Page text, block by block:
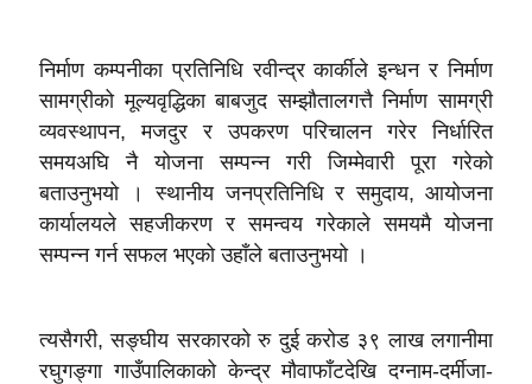
निर्माण कम्पनीका प्रतिनिधि रवीन्द्र कार्कीले इन्धन र निर्माण
सामग्रीको मूल्यवृद्धिका बाबजुद सम्झौतालगत्तै निर्माण सामग्री
व्यवस्थापन, मजदुर र उपकरण परिचालन गरेर निर्धारित
समयअघि नै योजना सम्पन्न गरी जिम्मेवारी पूरा गरेको
बताउनुभयो । स्थानीय जनप्रतिनिधि र समुदाय, आयोजना
कार्यालयले सहजीकरण र समन्वय गरेकाले समयमै योजना
सम्पन्न गर्न सफल भएको उहाँले बताउनुभयो ।
त्यसैगरी, सङ्घीय सरकारको रु दुई करोड ३९ लाख लगानीमा
रघुगङ्गा गाउँपालिकाको केन्द्र मौवाफाँटदेखि दग्नाम-दर्मीजा-